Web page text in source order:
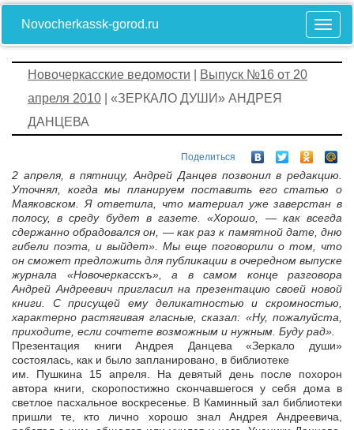
Novocherkassk-gorod.ru
Новочеркасские ведомости
Выпуск №16 от 20
апреля 2010 | «ЗЕРКАЛО ДУШИ» АНДРЕЯ
ДАНЦЕВА
Поделиться
2 апреля, в пятницу, Андрей Данцев позвонил в редакцию.
Уточнял, когда мы планируем поставить его статью о
Маяковском. Я ответила, что материал уже заверстан в
полосу, в среду будет в газете. «Хорошо, — как всегда
сдержанно обрадовался он, — как раз к памятной дате, дню
гибели поэта, и выйдет». Мы еще поговорили о том, что
он сможет предложить для публикации в очередном выпуске
журнала «Новочеркасскъ», а в самом конце разговора
Андрей Андреевич пригласил на презентацию своей новой
книги. С присущей ему деликатностью и скромностью,
характерно растягивая гласные, сказал: «Ну, пожалуйста,
приходите, если сочтете возможным и нужным. Буду рад».
Презентация книги Андрея Данцева «Зеркало души»
состоялась, как и было запланировано, в библиотеке
им. Пушкина 15 апреля. На девятый день после похорон
автора книги, скоропостижно скончавшегося у себя дома в
светлое пасхальное воскресенье. В Каминный зал библиотеки
пришли те, кто лично хорошо знал Андрея Андреевича,